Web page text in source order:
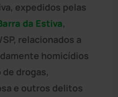
expedidos pelas
da Estiva,
relacionados a
homicídios
drogas,
e outros delitos